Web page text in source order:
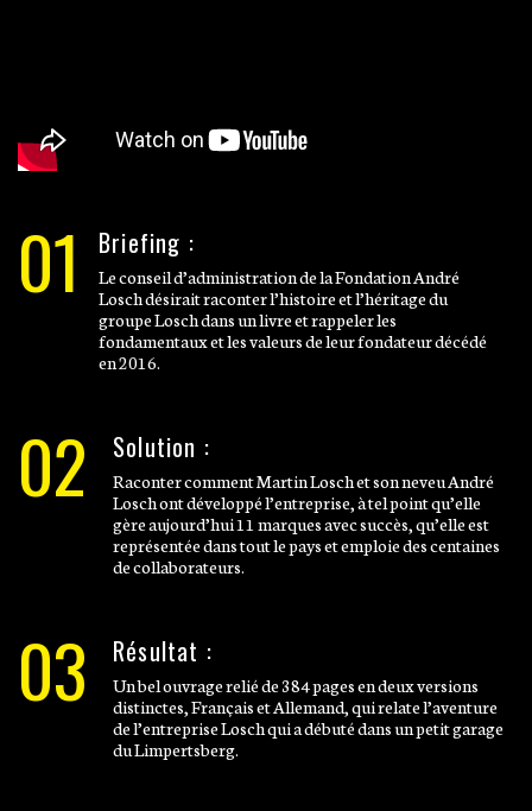
01 Briefing :
Le conseil d’administration de la Fondation André
Losch désirait raconter l’histoire et l’héritage du
groupe Losch dans un livre et rappeler les
fondamentaux et les valeurs de leur fondateur décédé
en 2016.
02 Solution :
Raconter comment Martin Losch et son neveu André
Losch ont développé l’entreprise, à tel point qu’elle
gère aujourd’hui 11 marques avec succès, qu’elle est
représentée dans tout le pays et emploie des centaines
de collaborateurs.
03 Résultat :
Un bel ouvrage relié de 384 pages en deux versions
distinctes, Français et Allemand, qui relate l’aventure
de l’entreprise Losch qui a débuté dans un petit garage
du Limpertsberg.